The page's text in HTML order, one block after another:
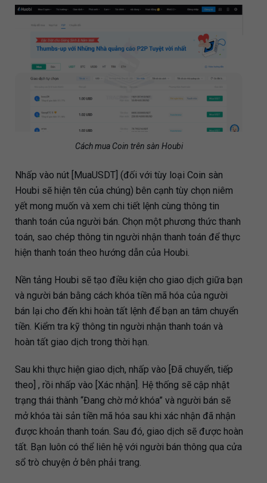
Cách mua Coin trên sàn Houbi
Nhấp vào nút [MuaUSDT] (đối với tùy loại Coin sàn
Houbi sẽ hiện tên của chúng) bên cạnh tùy chọn niêm
yết mong muốn và xem chi tiết lệnh cùng thông tin
thanh toán của người bán. Chọn một phương thức thanh
toán, sao chép thông tin người nhận thanh toán để thực
hiện thanh toán theo hướng dẫn của Houbi.
Nền tảng Houbi sẽ tạo điều kiện cho giao dịch giữa bạn
và người bán bằng cách khóa tiền mã hóa của người
bán lại cho đến khi hoàn tất lệnh để bạn an tâm chuyển
tiền. Kiểm tra kỹ thông tin người nhận thanh toán và
hoàn tất giao dịch trong thời hạn.
Sau khi thực hiện giao dịch, nhấp vào [Đã chuyển, tiếp
theo] , rồi nhấp vào [Xác nhận]. Hệ thống sẽ cập nhật
trạng thái thành “Đang chờ mở khóa” và người bán sẽ
mở khóa tài sản tiền mã hóa sau khi xác nhận đã nhận
được khoản thanh toán. Sau đó, giao dịch sẽ được hoàn
tất. Bạn luôn có thể liên hệ với người bán thông qua cửa
sổ trò chuyện ở bên phải trang.